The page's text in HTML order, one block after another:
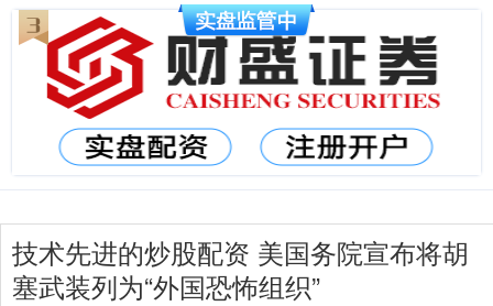
技术先进的炒股配资 美国务院宣布将胡
塞武装列为“外国恐怖组织”